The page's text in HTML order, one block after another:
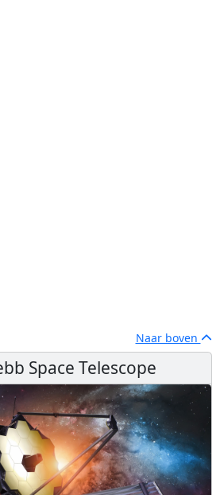
Naar boven
Space Telescope